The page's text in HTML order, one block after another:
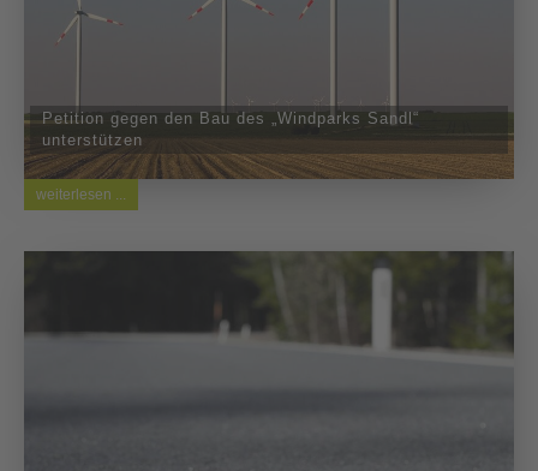
Petition gegen den Bau des „Windparks Sandl“
unterstützen
weiterlesen ...